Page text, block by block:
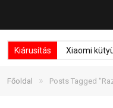
Kiárusítás Xiaomi
Főoldal » Posts Tagged